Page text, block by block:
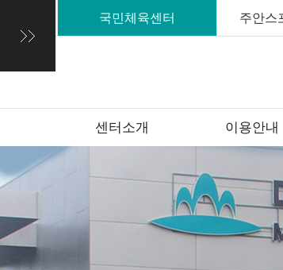
국민체육센터 주안스
센터소개 이용안내